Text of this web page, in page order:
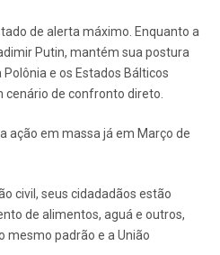
de alerta máximo. Enquanto a
Putin, mantém sua postura
e os Estados Bálticos
de confronto direto.
ação em massa já em Março de
civil, seus cidadadãos estão
de alimentos, aguá e outros,
mesmo padrão e a União